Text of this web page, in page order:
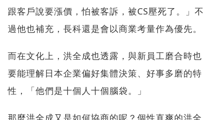
跟客戶說要漲價，怕被客訴，被CS壓死了。」不
過他也補充，長科還是會以商業考量作為優先。
而在文化上，洪全成也透露，與新員工磨合時也
要能理解日本企業偏好集體決策、好事多磨的特
性，「他們是十個人十個腦袋。」
那麼洪全成又是如何協商的呢？個性直爽的洪全